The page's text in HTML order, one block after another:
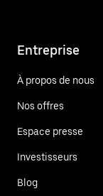
Entreprise
À propos de nous
Nos offres
Espace presse
Investisseurs
Blog